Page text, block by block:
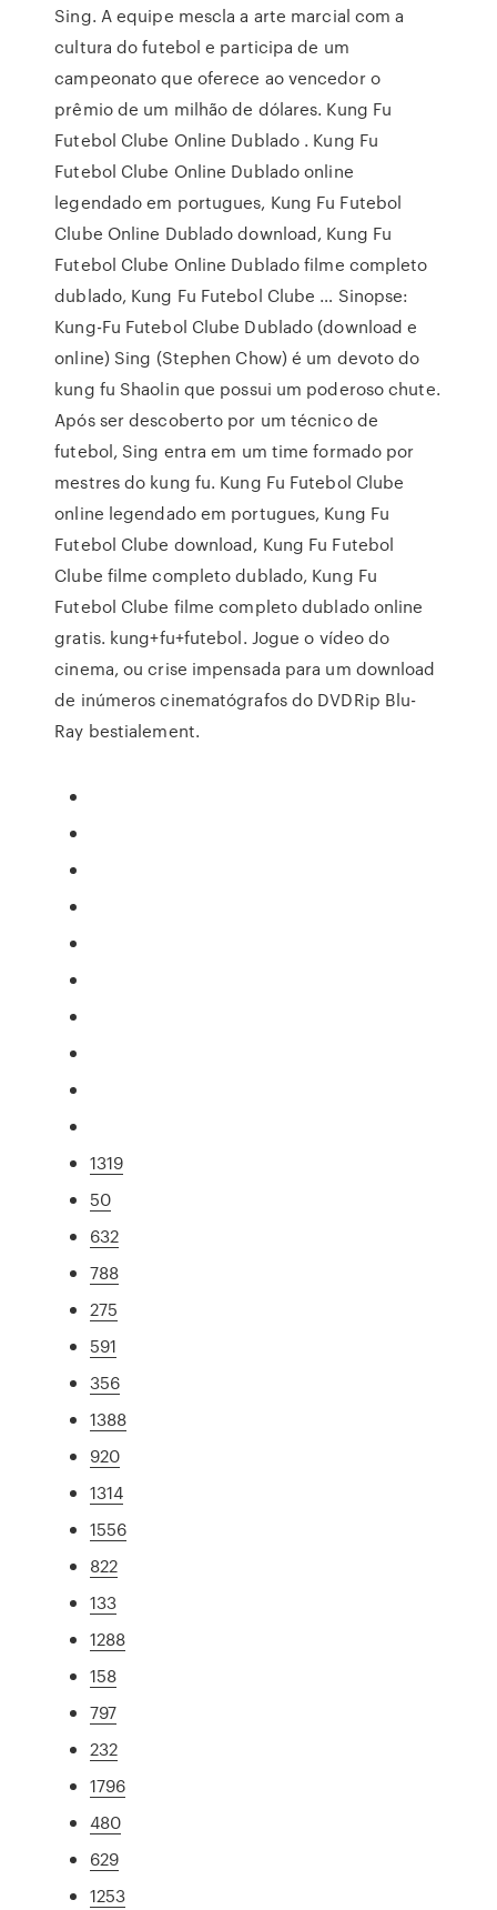
Sing. A equipe mescla a arte marcial com a
cultura do futebol e participa de um
campeonato que oferece ao vencedor o
prêmio de um milhão de dólares. Kung Fu
Futebol Clube Online Dublado . Kung Fu
Futebol Clube Online Dublado online
legendado em portugues, Kung Fu Futebol
Clube Online Dublado download, Kung Fu
Futebol Clube Online Dublado filme completo
dublado, Kung Fu Futebol Clube … Sinopse:
Kung-Fu Futebol Clube Dublado (download e
online) Sing (Stephen Chow) é um devoto do
kung fu Shaolin que possui um poderoso chute.
Após ser descoberto por um técnico de
futebol, Sing entra em um time formado por
mestres do kung fu. Kung Fu Futebol Clube
online legendado em portugues, Kung Fu
Futebol Clube download, Kung Fu Futebol
Clube filme completo dublado, Kung Fu
Futebol Clube filme completo dublado online
gratis. kung+fu+futebol. Jogue o vídeo do
cinema, ou crise impensada para um download
de inúmeros cinematógrafos do DVDRip Blu-
Ray bestialement.
1319
50
632
788
275
591
356
1388
920
1314
1556
822
133
1288
158
797
232
1796
480
629
1253